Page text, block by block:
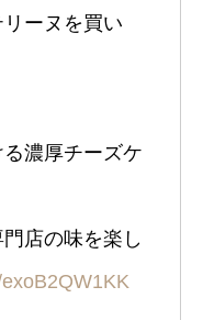
ーヌを買い
濃厚チーズケ
店の味を楽し